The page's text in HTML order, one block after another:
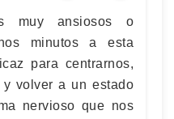
muy ansiosos o
minutos a esta
para centrarnos,
y volver a un estado
nervioso que nos